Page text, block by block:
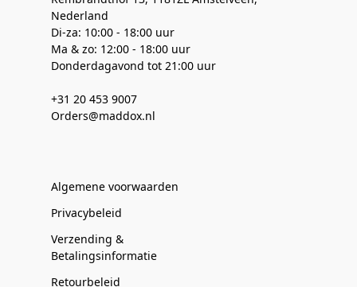
Nederland
Di-za: 10:00 - 18:00 uur
Ma & zo: 12:00 - 18:00 uur
Donderdagavond tot 21:00 uur
+31 20 453 9007
Orders@maddox.nl
Algemene voorwaarden
Privacybeleid
Verzending &
Betalingsinformatie
Retourbeleid